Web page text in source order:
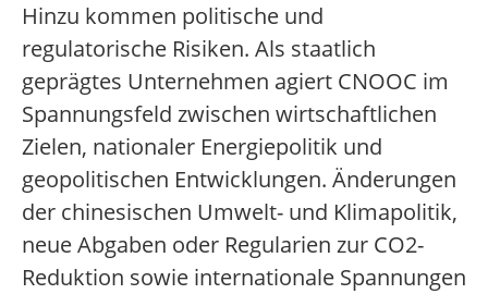
Hinzu kommen politische und
regulatorische Risiken. Als staatlich
geprägtes Unternehmen agiert CNOOC im
Spannungsfeld zwischen wirtschaftlichen
Zielen, nationaler Energiepolitik und
geopolitischen Entwicklungen. Änderungen
der chinesischen Umwelt- und Klimapolitik,
neue Abgaben oder Regularien zur CO2-
Reduktion sowie internationale Spannungen